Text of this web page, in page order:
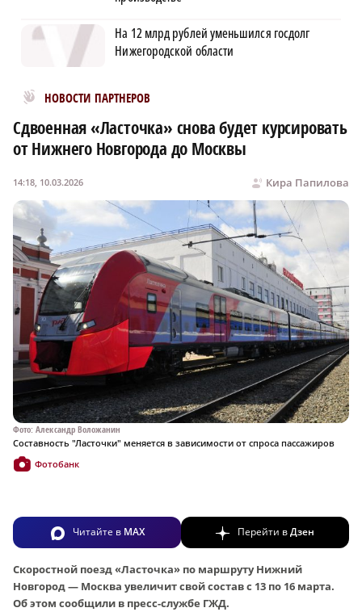
На 12 млрд рублей уменьшился госдолг
Нижегородской области
НОВОСТИ ПАРТНЕРОВ
Новости МирТесен
Сдвоенная «Ласточка» снова будет курсировать
от Нижнего Новгорода до Москвы
Кира Папилова
14:18, 10.03.2026
Фото: Александр Воложанин
Составность "Ласточки" меняется в зависимости от спроса пассажиров
Фотобанк
Читайте в MAX Перейти вДзен
Скоростной поезд «Ласточка» по маршруту Нижний
Новгород — Москва увеличит свой состав с 13 по 16 марта.
Об этом сообщили в пресс-службе ГЖД.